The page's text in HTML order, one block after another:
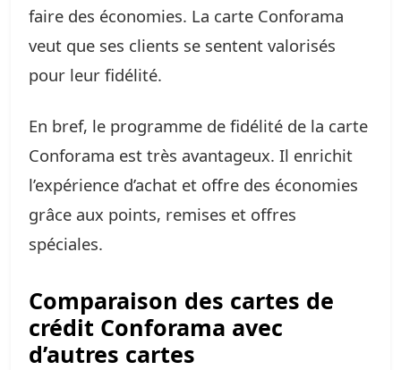
faire des économies. La carte Conforama
veut que ses clients se sentent valorisés
pour leur fidélité.
En bref, le programme de fidélité de la carte
Conforama est très avantageux. Il enrichit
l’expérience d’achat et offre des économies
grâce aux points, remises et offres
spéciales.
Comparaison des cartes de
crédit Conforama avec
d’autres cartes